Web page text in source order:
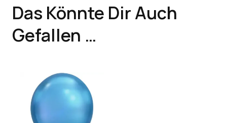
Das Könnte Dir Auch
Gefallen …